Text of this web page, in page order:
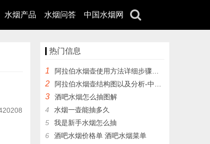
水烟产品 水烟问答 中国水烟网
热门信息
1 阿拉伯水烟壶使用方法详细步骤图解
2 阿拉伯水烟壶结构图以及分析-中文版，附加各个点的分布讲解
3
酒吧水烟怎么抽图解
4
水烟一壶能抽多久
5
我是新手水烟怎么抽
6
酒吧水烟价格单 酒吧水烟菜单